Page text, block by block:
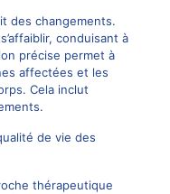
des changements.
conduisant à
précise permet à
affectées et les
Cela inclut
de vie des
thérapeutique